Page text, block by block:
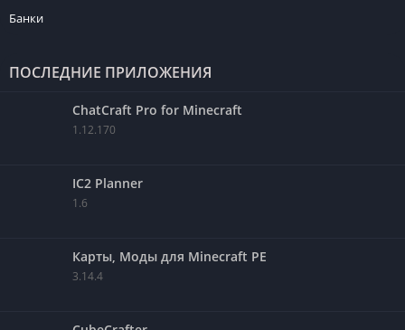
Банки
ПОСЛЕДНИЕ ПРИЛОЖЕНИЯ
ChatCraft Pro for Minecraft
1.12.170
IC2 Planner
1.6
Карты, Моды для Minecraft PE
3.14.4